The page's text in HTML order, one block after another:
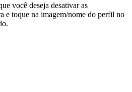
você deseja desativar as
e toque na imagem/nome do perfil no